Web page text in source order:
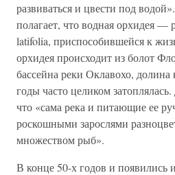
развиваться и цвести под
полагает, что водная орхидея —
latifolia, приспособившейся к
орхидея происходит из болот
бассейна реки Оклавохо,
годы часто целиком
что «сама река и питающие ее
роскошными зарослями
множеством рыб».
В конце 50-х годов и появились